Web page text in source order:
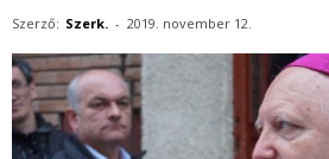
Szerző: Szerk. - 2019. november 12.